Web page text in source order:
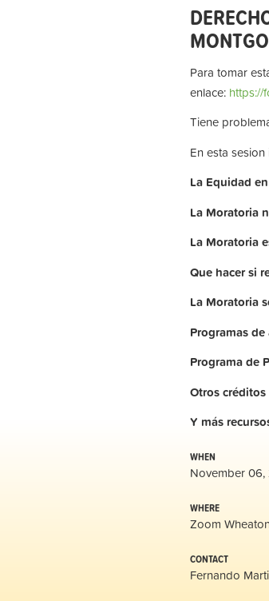
Para tomar
enlace: https://
Tiene
En esta
La Equidad en
La Moratoria
La Moratoria
Que hacer si
La Moratoria
Programas
Programa de
Otroscréditos
Y más
WHEN
November 06,
WHERE
Zoom
CONTACT
Fernando